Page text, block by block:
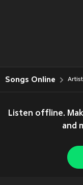
Songs Online Artist
Listen offline.
and